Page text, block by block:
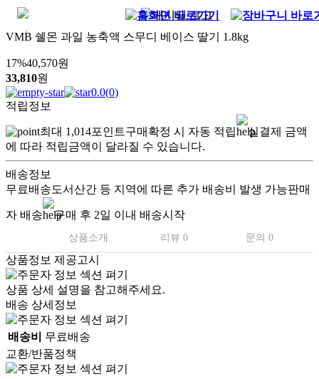
VMB 쉘몬 과일 농축액 스무디 베이스 딸기 1.8kg
17%40,570원
33,810원
0.0(0)
적립정보
최대 1,014포인트구매확정 시 자동 적립
실결제 금액
에 따라 적립금액이 달라질 수 있습니다.
배송정보
무료배송도서산간 등 지역에 따른 추가 배송비 발생 가능판매
자 배송 구매 후 2일 이내 배송시작
상품소개 리뷰 0 문의 0
상품정보 제공고시
상품 상세 설명을 참고해주세요.
배송 상세정보
배송비
무료배송
교환/반품정책